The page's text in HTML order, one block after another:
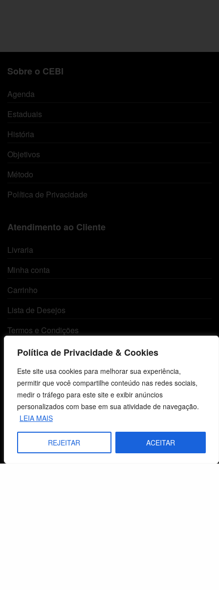
Política de Privacidade & Cookies
Este site usa cookies para melhorar sua experiência,
permitir que você compartilhe conteúdo nas redes sociais,
medir o tráfego para este site e exibir anúncios
personalizados com base em sua atividade de navegação.
LEIA MAIS
REJEITAR ACEITAR
Sobre o CEBI
Agenda
Estaduais
História
Objetivos
Método
Política de Privacidade
Atendimento ao Cliente
Livraria
Minha conta
Carrinho
Lista de Desejos
Termos e Condições
CNPJ: 29.832.607/0001-10
São Leopoldo, RS, Brasil
Fale Conosco
E-mails